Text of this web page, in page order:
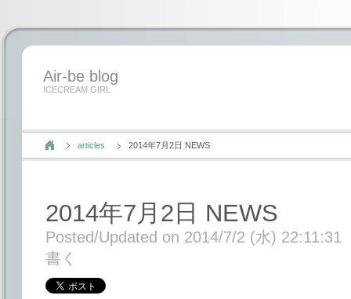
Air-be blog
ICECREAM GIRL
articles 2014年7月2日 NEWS
2014年7月2日 NEWS
Posted/Updated on 2014/7/2 (水) 22:11:31
書く